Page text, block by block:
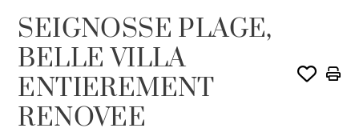
SEIGNOSSE PLAGE,
BELLE VILLA
ENTIEREMENT
RENOVEE